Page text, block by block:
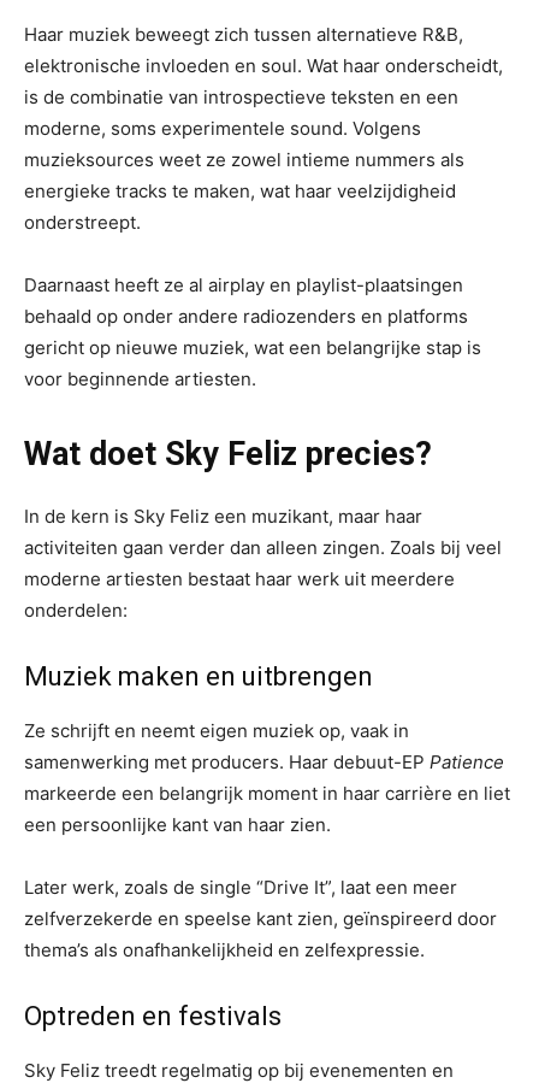
Haar muziek beweegt zich tussen alternatieve R&B,
elektronische invloeden en soul. Wat haar onderscheidt,
is de combinatie van introspectieve teksten en een
moderne, soms experimentele sound. Volgens
muzieksources weet ze zowel intieme nummers als
energieke tracks te maken, wat haar veelzijdigheid
onderstreept.
Daarnaast heeft ze al airplay en playlist-plaatsingen
behaald op onder andere radiozenders en platforms
gericht op nieuwe muziek, wat een belangrijke stap is
voor beginnende artiesten.
Wat doet Sky Feliz precies?
In de kern is Sky Feliz een muzikant, maar haar
activiteiten gaan verder dan alleen zingen. Zoals bij veel
moderne artiesten bestaat haar werk uit meerdere
onderdelen:
Muziek maken en uitbrengen
Ze schrijft en neemt eigen muziek op, vaak in
samenwerking met producers. Haar debuut-EP Patience
markeerde een belangrijk moment in haar carrière en liet
een persoonlijke kant van haar zien.
Later werk, zoals de single “Drive It”, laat een meer
zelfverzekerde en speelse kant zien, geïnspireerd door
thema’s als onafhankelijkheid en zelfexpressie.
Optreden en festivals
Sky Feliz treedt regelmatig op bij evenementen en